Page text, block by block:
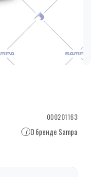
000201163
i О бренде Sampa